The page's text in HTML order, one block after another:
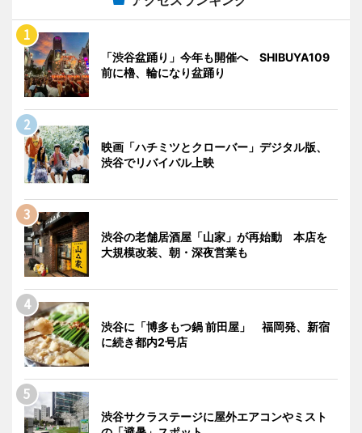
「渋谷盆踊り」今年も開催へ SHIBUYA109
前に櫓、輪になり盆踊り
映画「ハチミツとクローバー」デジタル版、
渋谷でリバイバル上映
渋谷の老舗居酒屋「山家」が再始動 本店を
大規模改装、朝・深夜営業も
渋谷に「博多もつ鍋 前田屋」 福岡発、新宿
に続き都内2号店
渋谷サクラステージに屋外エアコンやミスト